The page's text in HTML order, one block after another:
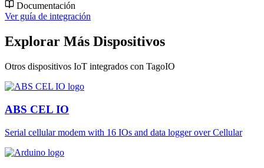
Documentación
Ver guía de integración
Explorar Más Dispositivos
Otros dispositivos IoT integrados con TagoIO
ABS CEL IO
Serial cellular modem with 16 IOs and data logger over Cellular